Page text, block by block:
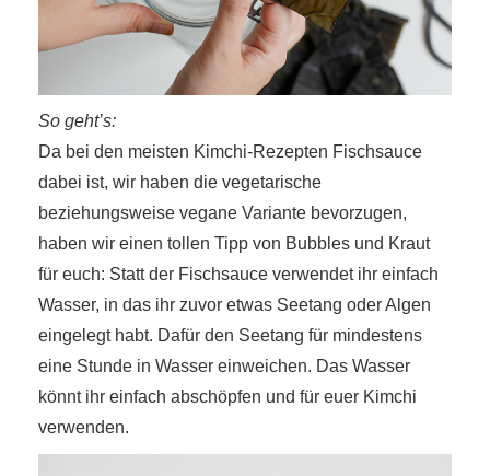
So geht’s:
Da bei den meisten Kimchi-Rezepten Fischsauce
dabei ist, wir haben die vegetarische
beziehungsweise vegane Variante bevorzugen,
haben wir einen tollen Tipp von Bubbles und Kraut
für euch: Statt der Fischsauce verwendet ihr einfach
Wasser, in das ihr zuvor etwas Seetang oder Algen
eingelegt habt. Dafür den Seetang für mindestens
eine Stunde in Wasser einweichen. Das Wasser
könnt ihr einfach abschöpfen und für euer Kimchi
verwenden.